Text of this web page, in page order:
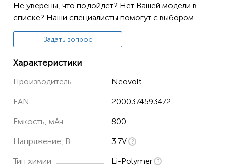
Не уверены, что подойдёт? Нет Вашей модели в
списке? Наши специалисты помогут с выбором
Задать вопрос
Характеристики
Производитель Neovolt
EAN 2000374593472
Емкость, мАч 800
Напряжение, В 3.7V
Тип химии Li-Polymer